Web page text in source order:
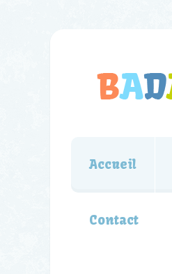
Accueil
Contact